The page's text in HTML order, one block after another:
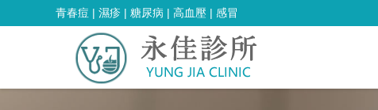
青春痘 | 濕疹 | 糖尿病 | 高血壓 | 感冒